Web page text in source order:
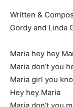
Written &
Gordy and Linda
Maria hey hey
Maria don’t you
Maria girl you
Hey hey Maria